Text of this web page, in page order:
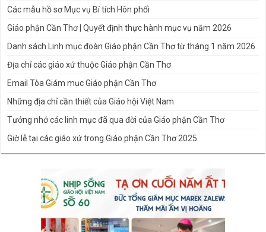
Các mẫu hồ sơ Mục vụ Bí tích Hôn phối
Giáo phận Cần Thơ | Quyết định thực hành mục vụ năm 2026
Danh sách Linh mục đoàn Giáo phận Cần Thơ từ tháng 1 năm 2026
Địa chỉ các giáo xứ thuộc Giáo phận Cần Thơ
Email Tòa Giám mục Giáo phận Cần Thơ
Những địa chỉ cần thiết của Giáo hội Việt Nam
Tưởng nhớ các linh mục đã qua đời của Giáo phận Cần Thơ
Giờ lễ tại các giáo xứ trong Giáo phận Cần Thơ 2025